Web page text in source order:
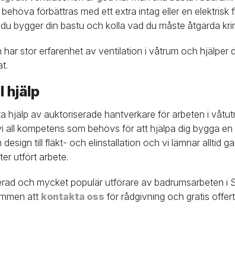
förbättras med ett extra intag eller en elektrisk
bygger din bastu och kolla vad du måste åtgärda
har stor erfarenhet av ventilation i våtrum och hjälper
hjälp
hjälp av auktoriserade hantverkare för arbeten i
all kompetens som behövs för att hjälpa dig bygga
design till fläkt- och elinstallation och vi lämnar alltid
utfört arbete.
och mycket populär utförare av badrumsarbeten i
att kontakta oss för rådgivning och gratis